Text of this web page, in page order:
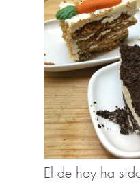
El de hoy ha